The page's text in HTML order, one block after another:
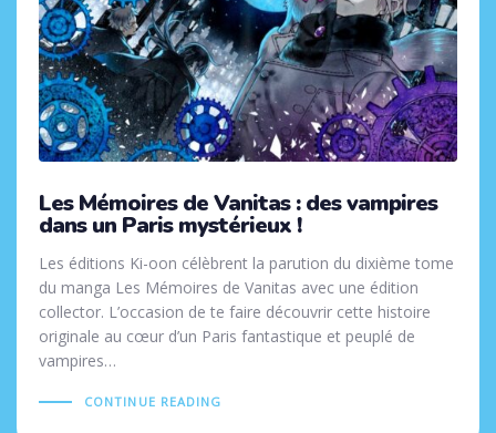
Les Mémoires de Vanitas : des vampires
dans un Paris mystérieux !
Les éditions Ki-oon célèbrent la parution du dixième tome
du manga Les Mémoires de Vanitas avec une édition
collector. L’occasion de te faire découvrir cette histoire
originale au cœur d’un Paris fantastique et peuplé de
vampires…
CONTINUE READING